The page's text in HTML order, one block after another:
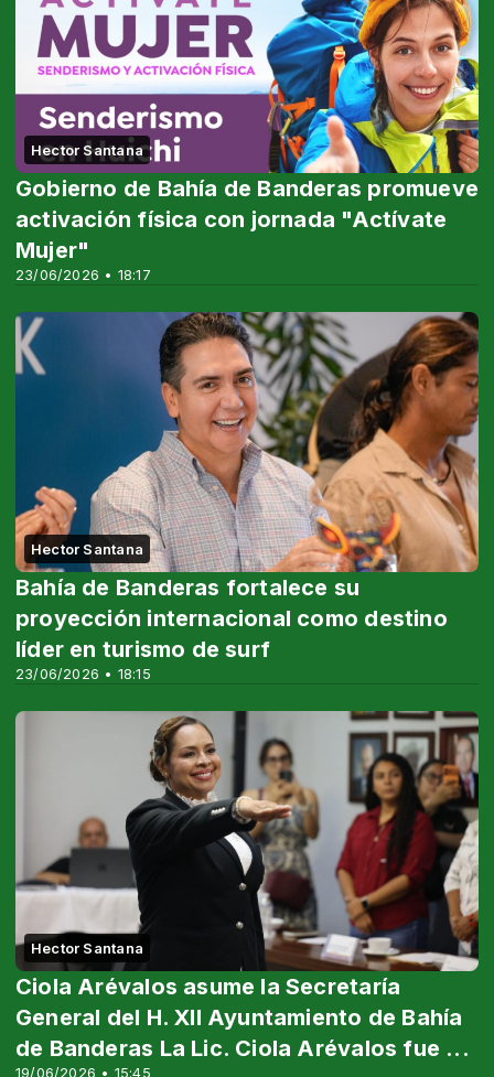
Hector Santana
23/06/2026 • 18:17
Gobierno de Bahía de Banderas promueve
activación física con jornada "Actívate
Mujer"
Hector Santana
23/06/2026 • 18:15
Bahía de Banderas fortalece su
proyección internacional como destino
líder en turismo de surf
Hector Santana
19/06/2026 • 15:45
Ciola Arévalos asume la Secretaría
General del H. XII Ayuntamiento de Bahía
de Banderas La Lic. Ciola Arévalos fue ...